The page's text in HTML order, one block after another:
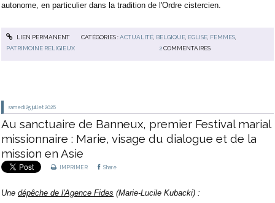
autonome, en particulier dans la tradition de l'Ordre cistercien.
LIEN PERMANENT CATÉGORIES :ACTUALITÉ, BELGIQUE, EGLISE, FEMMES,
PATRIMOINE RELIGIEUX
2 COMMENTAIRES
samedi 25 juillet 2026
Au sanctuaire de Banneux, premier Festival marial
missionnaire : Marie, visage du dialogue et de la
mission en Asie
IMPRIMER Share
Une dépêche de l'Agence Fides (Marie-Lucile Kubacki) :